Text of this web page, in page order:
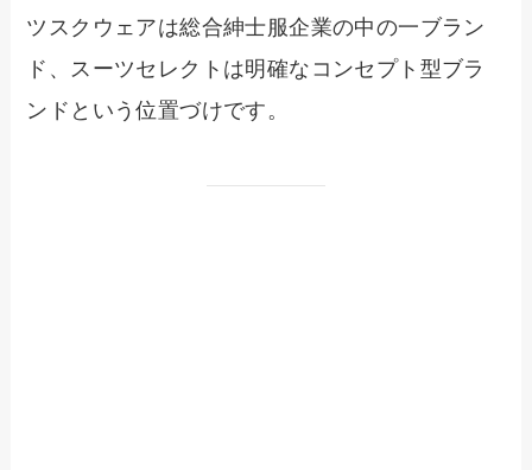
ツスクウェアは総合紳士服企業の中の一ブラン
ド、スーツセレクトは明確なコンセプト型ブラ
ンドという位置づけです。